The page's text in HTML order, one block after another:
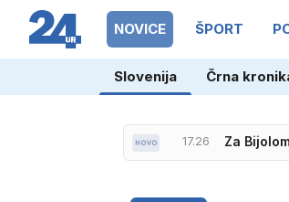
NOVICE ŠPORT
Slovenija Črna
17.06 Za